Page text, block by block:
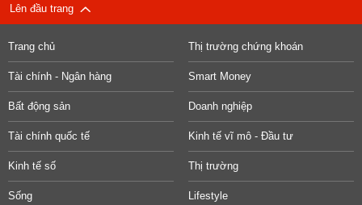
Lên đầu trang
Trang chủ Thị trường chứng khoán
Tài chính - Ngân hàng Smart Money
Bất động sản Doanh nghiệp
Tài chính quốc tế Kinh tế vĩ mô - Đầu tư
Kinh tế số Thị trường
Sống Lifestyle